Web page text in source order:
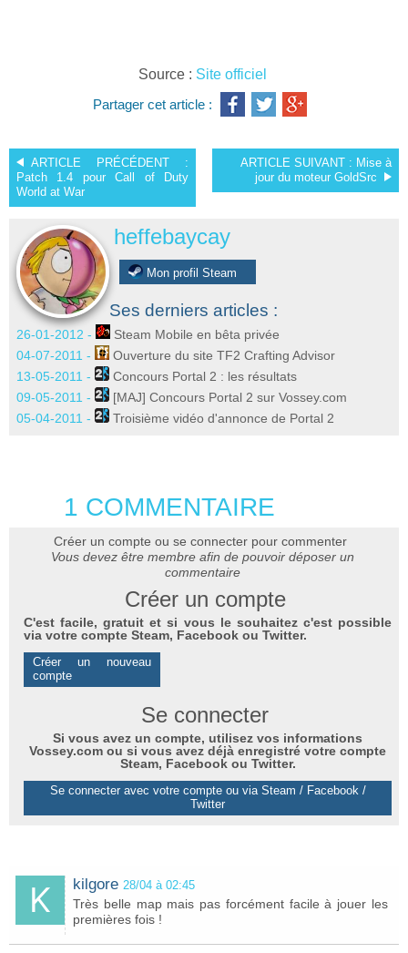
Source : Site officiel
Partager cet article :
ARTICLE PRÉCÉDENT :
Patch 1.4 pour Call of Duty
World at War
ARTICLE SUIVANT : Mise à
jour du moteur GoldSrc
heffebaycay
Mon profil Steam
Ses derniers articles :
26-01-2012 -
Steam Mobile en bêta privée
04-07-2011 -
Ouverture du site TF2 Crafting Advisor
13-05-2011 -
Concours Portal 2 : les résultats
09-05-2011 -
[MAJ] Concours Portal 2 sur Vossey.com
05-04-2011 -
Troisième vidéo d'annonce de Portal 2
1 COMMENTAIRE
Créer un compte ou se connecter pour commenter
Vous devez être membre afin de pouvoir déposer un
commentaire
Créer un compte
C'est facile, gratuit et si vous le souhaitez c'est possible
via votre compte Steam, Facebook ou Twitter.
Créer un nouveau
compte
Se connecter
Si vous avez un compte, utilisez vos informations
Vossey.com ou si vous avez déjà enregistré votre compte
Steam, Facebook ou Twitter.
Se connecter avec votre compte ou via Steam / Facebook /
Twitter
kilgore 28/04 à 02:45
Très belle map mais pas forcément facile à jouer les
premières fois !